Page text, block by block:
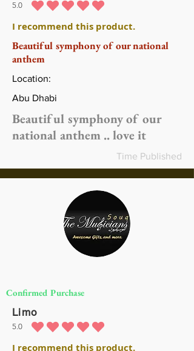
5.0 متوسط التقييم هو 5 من 5
I recommend this product.
Beautiful symphony of our national
anthem
Location:
Abu Dhabi
Beautiful symphony of our
national anthem .. love it
Time Published
Confirmed Purchase
Limo
5.0 متوسط التقييم هو 5 من 5
I recommend this product.